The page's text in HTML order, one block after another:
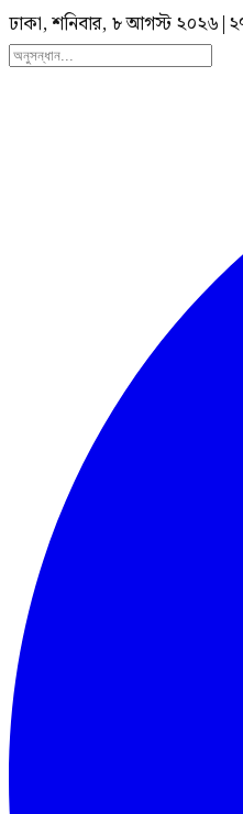
ঢাকা, শনিবার, ৮ আগস্ট ২০২৬|